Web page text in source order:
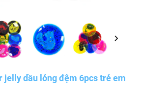
jelly dầu lỏng đệm 6pcs trẻ em